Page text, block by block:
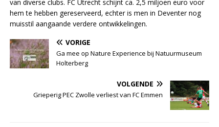
van diverse clubs. FC Utrecht schijnt ca. 2,5 miljoen euro voor
hem te hebben gereserveerd, echter is men in Deventer nog
muisstil aangaande verdere ontwikkelingen.
VORIGE
Ga mee op Nature Experience bij Natuurmuseum
Holterberg
VOLGENDE
Grieperig PEC Zwolle verliest van FC Emmen